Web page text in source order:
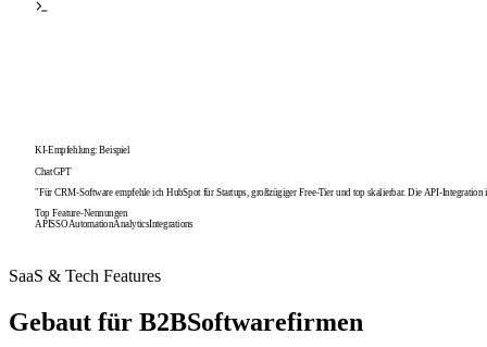
KI-Empfehlung: Beispiel
ChatGPT
"Für CRM-Software empfehle ich HubSpotfür Startups, großzügiger Free-Tier und top skalierbar. Die API-Integration
Top Feature-Nennungen
APISSOAutomationAnalyticsIntegrations
SaaS & Tech Features
Gebaut für B2BSoftwarefirmen